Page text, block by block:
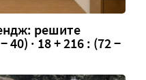
решите
40) · 18 + 216 : (72 −